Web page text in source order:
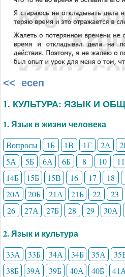
<< есеп
1. КУЛЬТУРА: ЯЗЫК И
1. Язык в жизни человека
Вопросы 1Б 1В 1Г 2А
5А
5Б 6А 6Б 8 10 11
14Б
15Б 15В 16 17 18
20А
20Б 21А 21Б 22 23
26
27А 27Б 28 29 30А
2. Язык и культура
33А 33Б 34А 34Б 35А
38Б
39А 39Б 40А 40Б